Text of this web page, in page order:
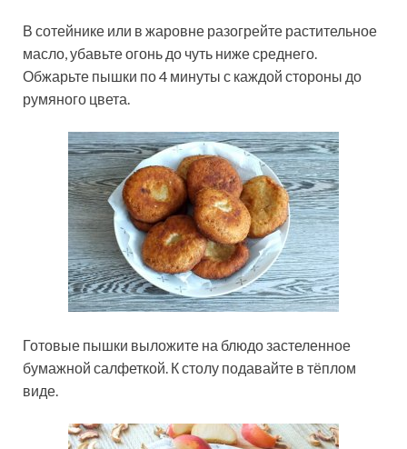
В сотейнике или в жаровне разогрейте растительное
масло, убавьте огонь до чуть ниже среднего.
Обжарьте пышки по 4 минуты с каждой стороны до
румяного цвета.
Готовые пышки выложите на блюдо застеленное
бумажной салфеткой. К столу подавайте в тёплом
виде.